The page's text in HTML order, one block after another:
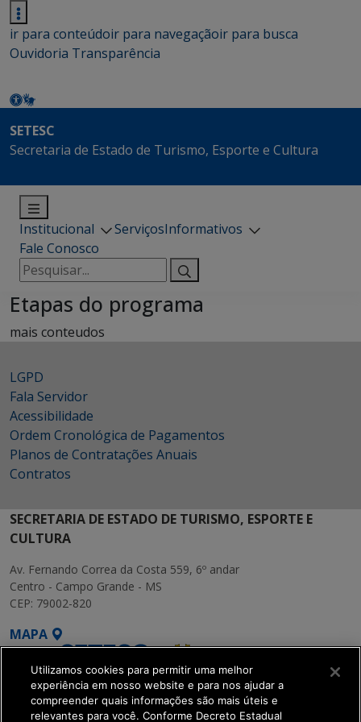
ir para conteúdoir para navegaçãoir para busca
Ouvidoria Transparência
SETESC
Secretaria de Estado de Turismo, Esporte e Cultura
Institucional ServiçosInformativos
Fale Conosco
Pesquisar
por:
Etapas do programa
mais conteudos
LGPD
Fala Servidor
Acessibilidade
Ordem Cronológica de Pagamentos
Planos de Contratações Anuais
Contratos
SECRETARIA DE ESTADO DE TURISMO, ESPORTE E
CULTURA
Av. Fernando Correa da Costa 559, 6º andar
Centro - Campo Grande - MS
CEP: 79002-820
MAPA
Utilizamos cookies para permitir uma melhor
experiência em nosso website e para nos ajudar a
compreender quais informações são mais úteis e
relevantes para você. Conforme Decreto Estadual